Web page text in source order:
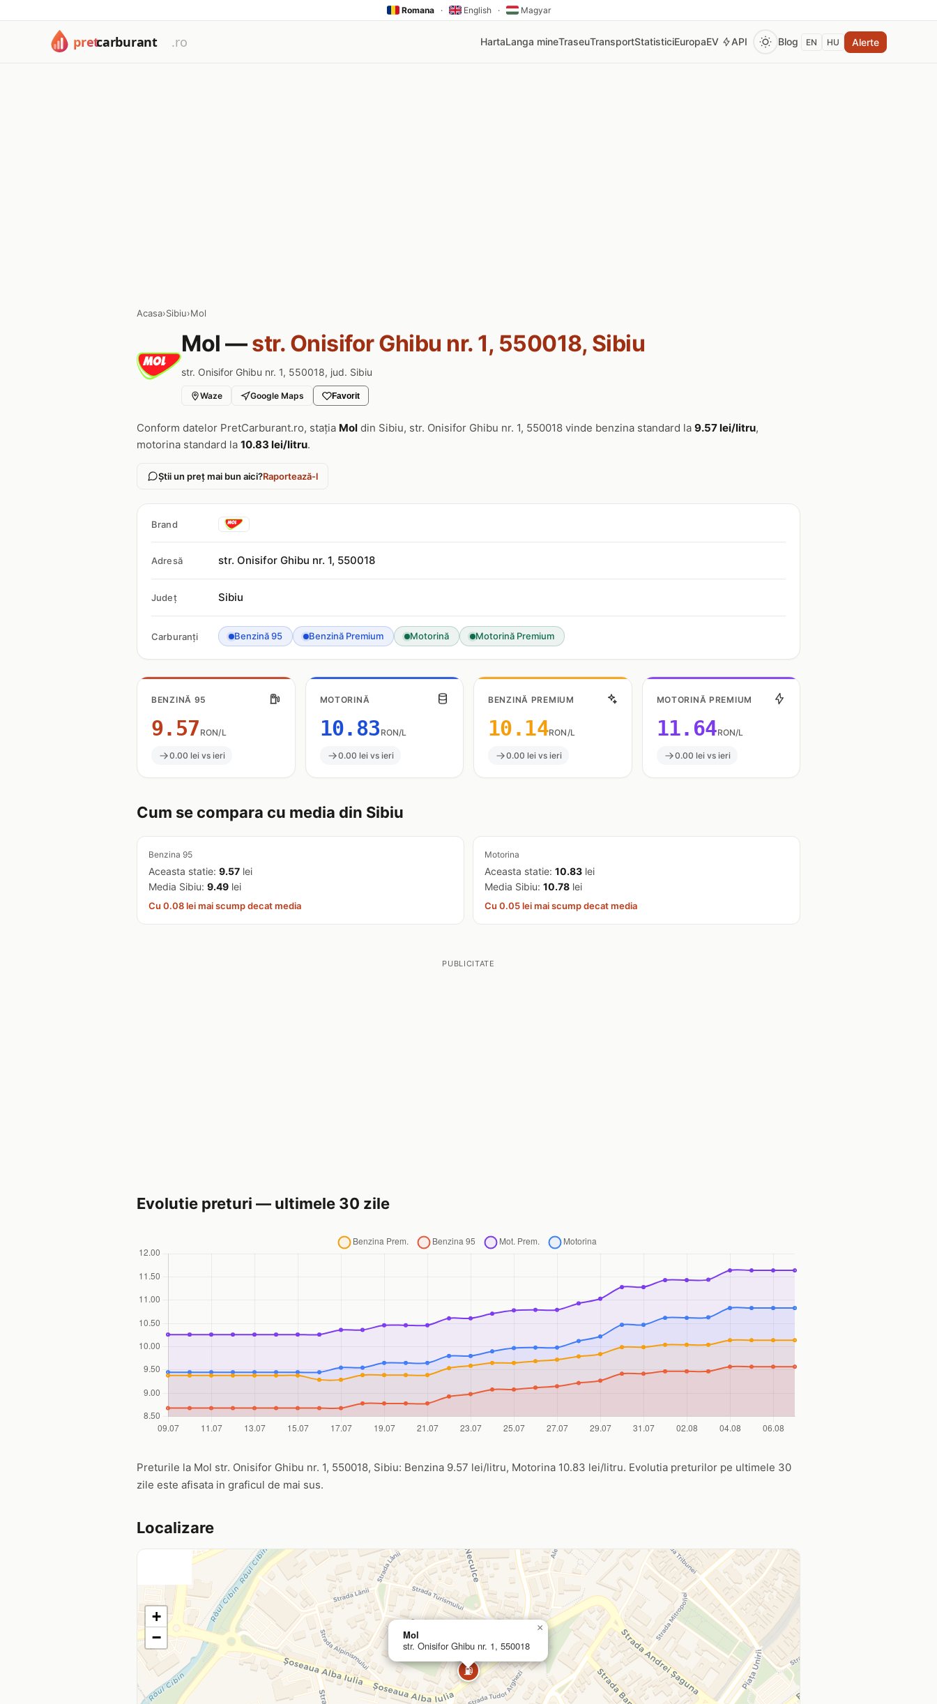
Romana · English · Magyar
HartaLanga mineTraseuTransportStatisticiEuropaEV API Blog EN HU Alerte
Acasa›Sibiu›Mol
Mol —str. Onisifor Ghibu nr. 1, 550018, Sibiu
str. Onisifor Ghibu nr. 1, 550018, jud. Sibiu
Waze Google Maps Favorit
Conform datelor PretCarburant.ro, stația Mol din Sibiu, str. Onisifor Ghibu nr. 1, 550018 vinde benzina standard la 9.57 lei/litru,
motorina standard la 10.83 lei/litru.
Știi un preț mai bun aici?Raportează-l
Brand
Adresă str. Onisifor Ghibu nr. 1, 550018
Județ Sibiu
Carburanți Benzină 95 Benzină Premium Motorină Motorină Premium
BENZINĂ 95
9.57 RON/L
0.00 lei vs ieri
MOTORINĂ
10.83 RON/L
0.00 lei vs ieri
BENZINĂ PREMIUM
10.14RON/L
0.00 lei vs ieri
MOTORINĂ PREMIUM
11.64RON/L
0.00 lei vs ieri
Cum se compara cu media din Sibiu
Benzina 95
Aceasta statie: 9.57 lei
Media Sibiu: 9.49 lei
Cu 0.08 lei mai scump decat media
Motorina
Aceasta statie: 10.83 lei
Media Sibiu: 10.78 lei
Cu 0.05 lei mai scump decat media
PUBLICITATE
Evolutie preturi — ultimele 30 zile
Preturile la Mol str. Onisifor Ghibu nr. 1, 550018, Sibiu: Benzina 9.57 lei/litru, Motorina 10.83 lei/litru. Evolutia preturilor pe ultimele 30
zile este afisata in graficul de mai sus.
Localizare
⛽
Mol
str. Onisifor Ghibu nr. 1, 550018
×
+
−